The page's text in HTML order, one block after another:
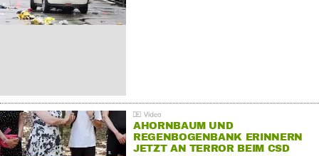
AHORNBAUM UND
REGENBOGENBANK ERINNERN
JETZT AN TERROR BEIM CSD